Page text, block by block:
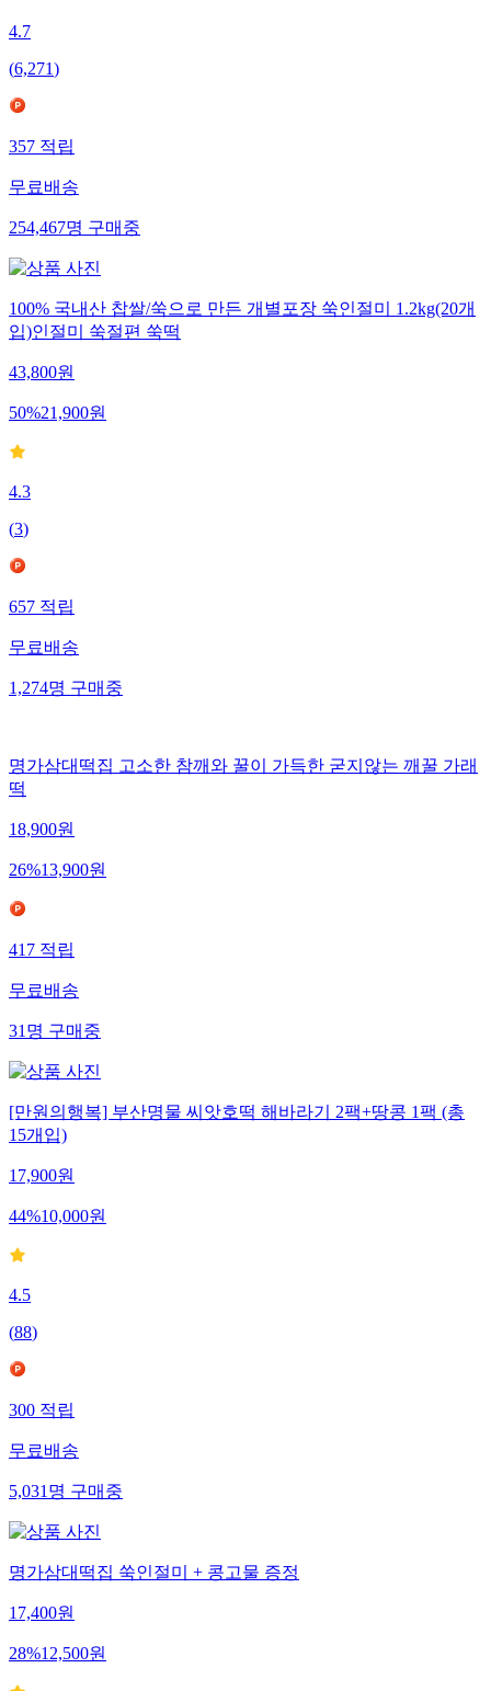
4.7
(6,271)
357적립
무료배송
254,467명구매중
100% 국내산 찹쌀/쑥으로 만든 개별포장 쑥인절미 1.2kg(20개
입)인절미 쑥절편 쑥떡
43,800원
50%21,900원
4.3
(3)
657적립
무료배송
1,274명구매중
명가삼대떡집 고소한 참깨와 꿀이 가득한 굳지않는 깨꿀 가래
떡
18,900원
26%13,900원
417적립
무료배송
31명구매중
[만원의행복] 부산명물 씨앗호떡 해바라기 2팩+땅콩 1팩 (총
15개입)
17,900원
44%10,000원
4.5
(88)
300적립
무료배송
5,031명구매중
명가삼대떡집 쑥인절미 + 콩고물 증정
17,400원
28%12,500원